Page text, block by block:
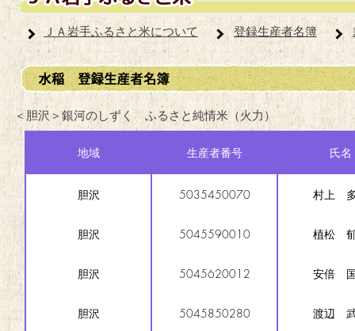
ＪＡ岩手ふるさと米について 登録生産者名簿
＜胆沢＞銀河のしずく ふるさと純情米（火力）
地域 生産者番号 氏名
胆沢 5035450070 村上
胆沢 5045590010 植松
胆沢 5045620012 安倍
胆沢 5045850280 渡辺